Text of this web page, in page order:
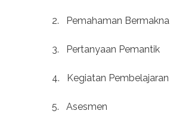
2. Pemahaman Bermakna
3. Pertanyaan Pemantik
4. Kegiatan Pembelajaran
5. Asesmen